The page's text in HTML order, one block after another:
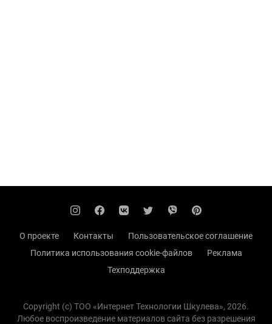
О проекте Контакты
Пользовательское соглашение
Политика использования cookie-файлов
Реклама
Техподдержка
Copyright (с) TOO «Интернет Технологии Шкулева», 2026.
Любое воспроизведение материалов сайта без разрешения